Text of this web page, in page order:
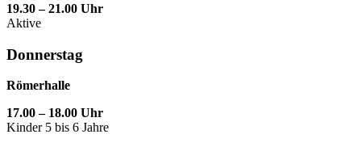
19.30 – 21.00 Uhr
Aktive
Donnerstag
Römerhalle
17.00 – 18.00 Uhr
Kinder 5 bis 6 Jahre